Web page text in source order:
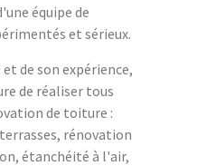
équipe de
et sérieux.
de son expérience,
de réaliser tous
de toiture :
rénovation
étanchéité à l'air,